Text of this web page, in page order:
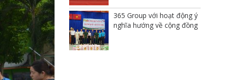
365 Group với hoạt động ý
nghĩa hướng về cộng đồng